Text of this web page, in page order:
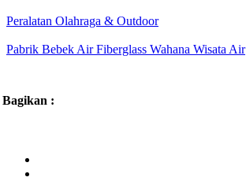
Peralatan Olahraga & Outdoor
Pabrik Bebek Air Fiberglass Wahana Wisata Air
Bagikan :